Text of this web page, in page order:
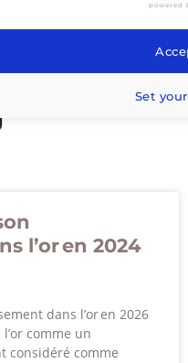
nos
l’or en 2024
dans l’or en 2026
comme un
considéré comme
powered
Set